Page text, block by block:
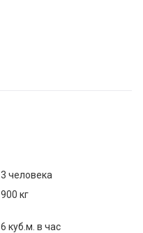
3 человека
900 кг
6 куб.м. в час